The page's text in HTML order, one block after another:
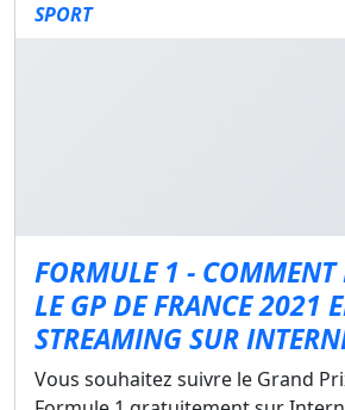
SPORT
FORMULE 1 - COMMENT
LE GP DE FRANCE 2021
STREAMING SUR
Vous souhaitez suivre le Grand